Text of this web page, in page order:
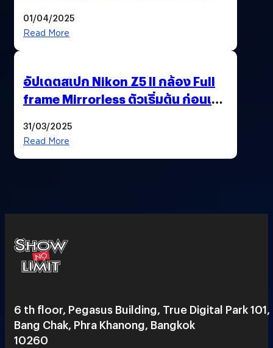
01/04/2025
Read More
อัปเดตสเปก Nikon Z5 II กล้อง Full
frame Mirrorless ตัวเริ่มต้น ก่อนเปิด
31/03/2025
Read More
6 th floor, Pegasus Building, True Digital Park 101,
Bang Chak, Phra Khanong, Bangkok
10260